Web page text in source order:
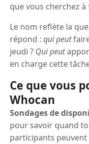
que vous cherchez à
Le nom reflète la
répond : qui peut
jeudi ? Qui peut
en charge cette
Ce que vous
Whocan
Sondages de
pour savoir quand
participants